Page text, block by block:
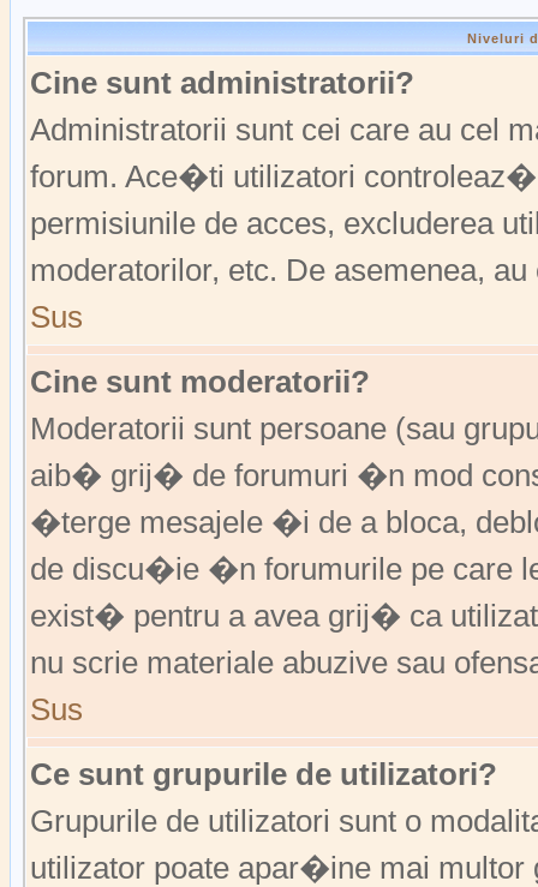
Niveluri
Cine sunt administratorii?
Administratorii sunt cei care au cel
forum. Ace�ti utilizatori
permisiunile de acces, excluderea
moderatorilor, etc. De asemenea,
Sus
Cine sunt moderatorii?
Moderatorii sunt persoane (sau
aib� grij� de forumuri �n mod
�terge mesajele �i de a bloca,
de discu�ie �n forumurile pe care
exist� pentru a avea grij� ca
nu scrie materiale abuzive sau
Sus
Ce sunt grupurile de utilizatori?
Grupurile de utilizatori sunt o
utilizator poate apar�ine mai